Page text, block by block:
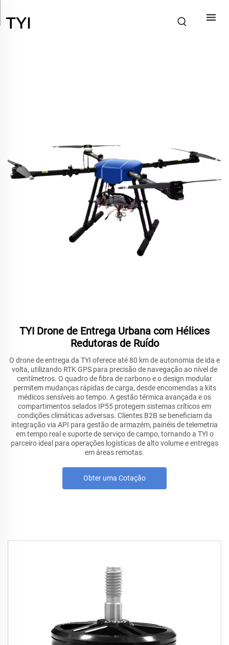
TYI Drone de Entrega Urbana com Hélices
Redutoras de Ruído
O drone de entrega da TYI oferece até 80 km de autonomia de ida e
volta, utilizando RTK GPS para precisão de navegação ao nível de
centímetros. O quadro de fibra de carbono e o design modular
permitem mudanças rápidas de carga, desde encomendas a kits
médicos sensíveis ao tempo. A gestão térmica avançada e os
compartimentos selados IP55 protegem sistemas críticos em
condições climáticas adversas. Clientes B2B se beneficiam da
integração via API para gestão de armazém, painéis de telemetria
em tempo real e suporte de serviço de campo, tornando a TYI o
parceiro ideal para operações logísticas de alto volume e entregas
em áreas remotas.
Obter uma Cotação